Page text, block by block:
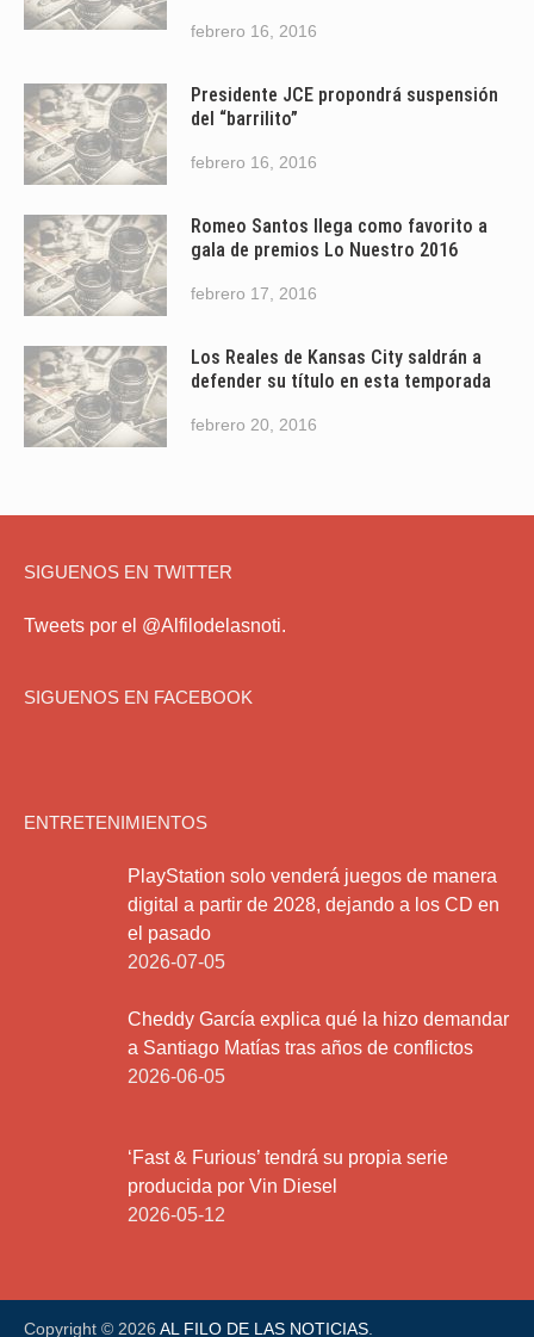
febrero 16, 2016
Presidente JCE propondrá suspensión
del “barrilito”
febrero 16, 2016
Romeo Santos llega como favorito a
gala de premios Lo Nuestro 2016
febrero 17, 2016
Los Reales de Kansas City saldrán a
defender su título en esta temporada
febrero 20, 2016
SIGUENOS EN TWITTER
Tweets por el @Alfilodelasnoti.
SIGUENOS EN FACEBOOK
ENTRETENIMIENTOS
PlayStation solo venderá juegos de manera
digital a partir de 2028, dejando a los CD en
el pasado
2026-07-05
Cheddy García explica qué la hizo demandar
a Santiago Matías tras años de conflictos
2026-06-05
‘Fast & Furious’ tendrá su propia serie
producida por Vin Diesel
2026-05-12
Copyright © 2026 AL FILO DE LAS NOTICIAS.